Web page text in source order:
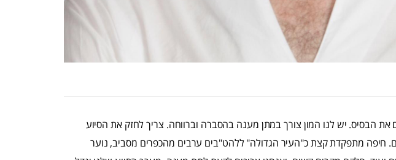
את הבסיס. יש לנו המון צורך במתן מענה בהסברה וברווחה. צריך לחזק את הסיוע
חיפה מתפקדת קצת כ"העיר הגדולה" ללהט"בים ערבים מהכפרים מסביב, נוער